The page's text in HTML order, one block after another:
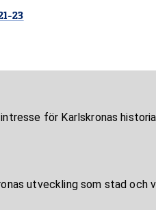
23
för Karlskronas
utveckling som stad och